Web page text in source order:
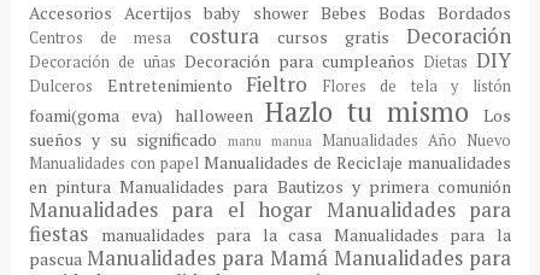
AccesoriosAcertijosbaby shower Bebes BodasBordados
Centros de mesa costura cursos gratisDecoración
Decoración de uñas Decoración para cumpleaños DietasDIY
Dulceros Entretenimiento Fieltro Flores de tela y listón
foami(goma eva) halloween Hazlo tu mismoLos
sueños y su significado
manu manua Manualidades Año Nuevo
Manualidades con papel Manualidades de Reciclaje manualidades
en pinturaManualidades para Bautizos y primera comunión
Manualidades para el hogar Manualidades para
fiestas
manualidades para la casa Manualidades para la
pascua Manualidades para MamáManualidades para